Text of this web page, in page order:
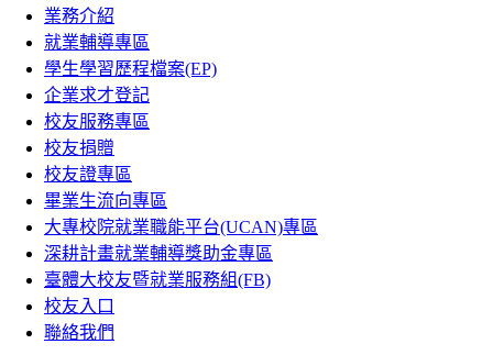
業務介紹
就業輔導專區
學生學習歷程檔案(EP)
企業求才登記
校友服務專區
校友捐贈
校友證專區
畢業生流向專區
大專校院就業職能平台(UCAN)專區
深耕計畫就業輔導獎助金專區
臺體大校友暨就業服務組(FB)
校友入口
聯絡我們